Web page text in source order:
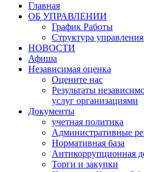
Главная
ОБ УПРАВЛЕНИИ
График Работы
Структура
НОВОСТИ
Афиша
Независимая оценка
Оцените нас
Результаты
услуг организациями
Документы
учетная политика
Административные
Нормативная база
Антикоррупционная
Торги и закупки